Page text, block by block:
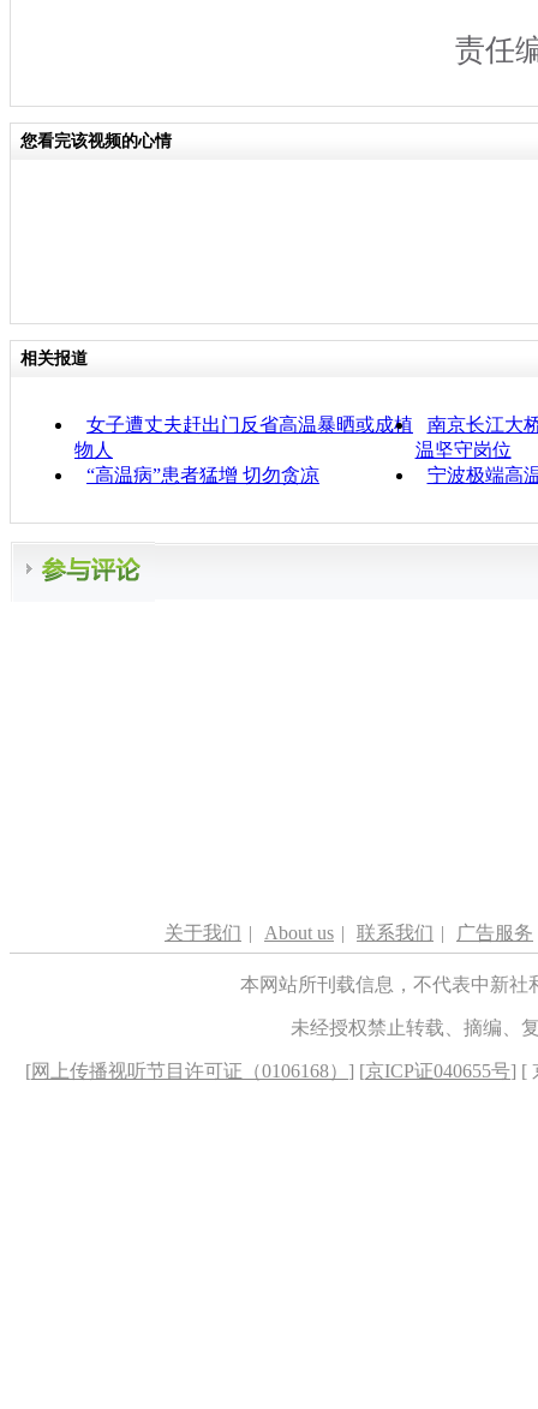
责任
您看完该视频的心情
相关报道
女子遭丈夫赶出门反省高温暴晒或成植
物人
南京长江大
温坚守岗位
“高温病”患者猛增 切勿贪凉
宁波极端高
关于我们 | About us | 联系我们 | 广告服务
本网站所刊载信息，不代表中新
未经授权禁止转载、摘编、
[网上传播视听节目许可证（0106168） ] [京ICP证040655号] [